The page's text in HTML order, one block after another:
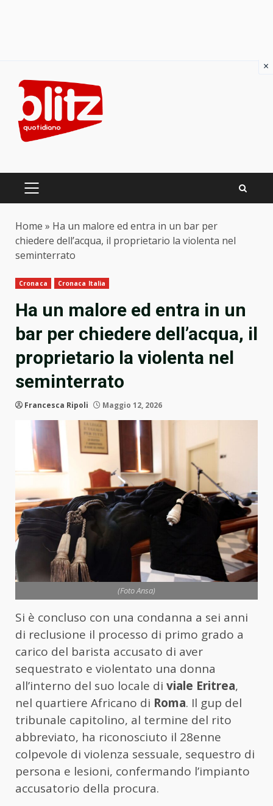
content
PRIMARY
Home » Ha un malore ed entra in un bar per
chiedere dell’acqua, il proprietario la violenta nel
seminterrato
Cronaca Cronaca Italia
Ha un malore ed entra in un
bar per chiedere dell’acqua, il
proprietario la violenta nel
seminterrato
Francesca Ripoli Maggio 12, 2026
(Foto Ansa)
Si è concluso con una condanna a sei anni
di reclusione il processo di primo grado a
carico del barista accusato di aver
sequestrato e violentato una donna
all’interno del suo locale di viale Eritrea,
nel quartiere Africano di Roma. Il gup del
tribunale capitolino, al termine del rito
abbreviato, ha riconosciuto il 28enne
colpevole di violenza sessuale, sequestro di
persona e lesioni, confermando l’impianto
accusatorio della procura.
×